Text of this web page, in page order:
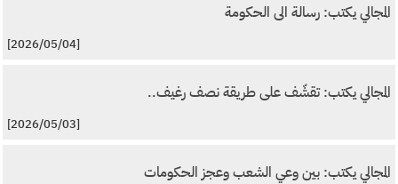
المجالي يكتب: رسالة الى الحكومة
[2026/05/04]
المجالي يكتب: تقشّف على طريقة نصف رغيف..
[2026/05/03]
المجالي يكتب: بين وعي الشعب وعجز الحكومات